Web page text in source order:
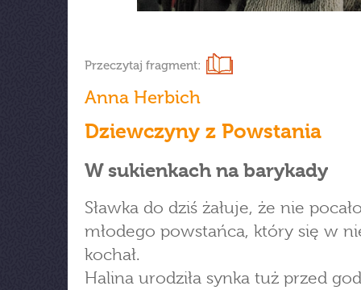
Przeczytaj fragment:
Anna Herbich
Dziewczyny z Powstania
W sukienkach na barykady
Sławka do dziś żałuje, że nie
młodego powstańca, który się w
kochał.
Halina urodziła synka tuż przed